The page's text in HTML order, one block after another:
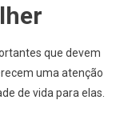
que devem
uma atenção
de vida para elas.